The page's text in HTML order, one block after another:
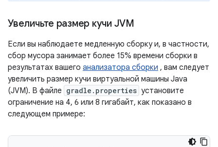
Увеличьте размер кучи JVM
Если вы наблюдаете медленную сборку и, в частности,
сбор мусора занимает более 15% времени сборки в
результатах вашего анализатора сборки , вам следует
увеличить размер кучи виртуальной машины Java
(JVM). В файле gradle.properties установите
ограничение на 4, 6 или 8 гигабайт, как показано в
следующем примере: